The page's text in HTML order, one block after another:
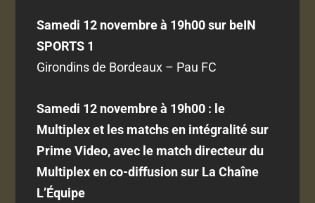
Samedi 12 novembre à 19h00 sur beIN
SPORTS 1
Girondins de Bordeaux – Pau FC
Samedi 12 novembre à 19h00 : le
Multiplex et les matchs en intégralité sur
Prime Video, avec le match directeur du
Multiplex en co-diffusion sur La Chaîne
L’Équipe